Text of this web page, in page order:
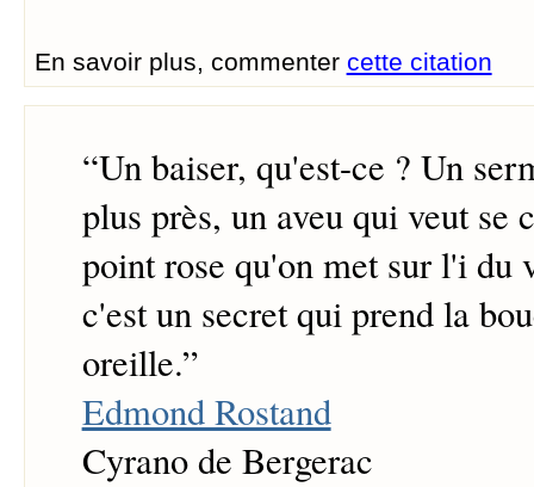
En savoir plus, commenter cette citation
“Un baiser, qu'est-ce ? Un
plus près, un aveu qui veut se
point rose qu'on met sur l'i du
c'est un secret qui prend la
oreille.”
Edmond Rostand
Cyrano de Bergerac